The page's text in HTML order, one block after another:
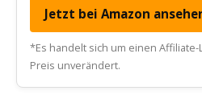
Jetzt bei Amazon
*Es handelt sich um einen
Preis unverändert.